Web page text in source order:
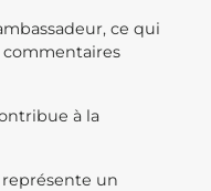
ce qui
à la
un